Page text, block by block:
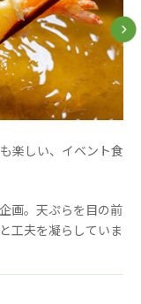
学校
校
ィカルスポ
楽しい、イベント食
画。天ぷらを目の前
工夫を凝らしていま